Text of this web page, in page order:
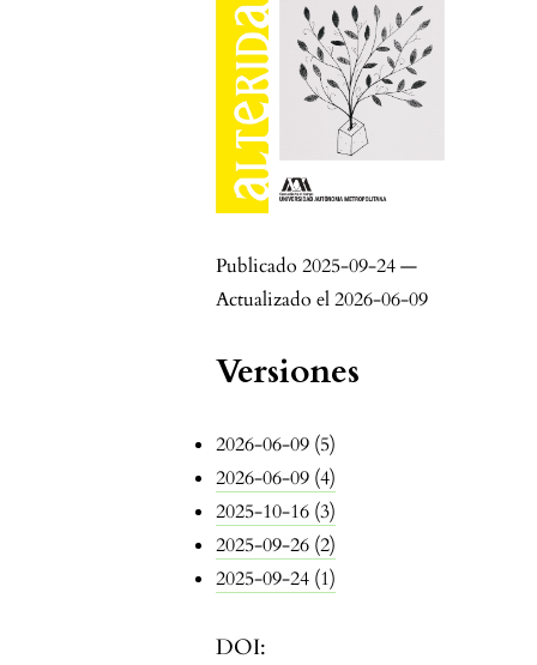
DOI:
Publicado 2025-09-24 —
Actualizado el 2026-06-09
Versiones
2026-06-09 (5)
2026-06-09 (4)
2025-10-16 (3)
2025-09-26 (2)
2025-09-24 (1)